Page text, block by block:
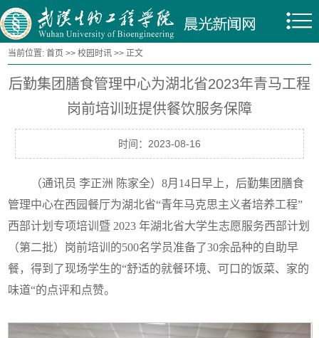
当前位置:首页 >>校园时讯 >> 正文
后勤集团膳食管理中心为湖北省2023年青马工程
岗前培训班提供餐饮服务保障
时间：2023-08-16
（通讯员 李正洲 陈家全）8月14日早上，后勤集团膳食
管理中心在西园餐厅为湖北省“青年马克思主义者培养工程”
西部计划专项培训暨 2023 年湖北省大学生志愿服务西部计划
（第二批）岗前培训的500名学员准备了30余品种的自助早
餐，得到了现场学生的“舒适的就餐环境、可口的饭菜、家的
味道“的点评和点赞。